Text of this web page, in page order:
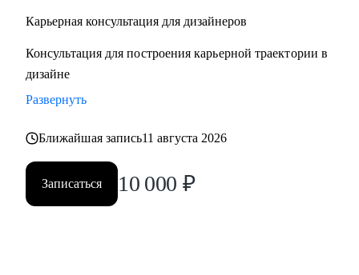
Карьерная консультация для дизайнеров
Консультация для построения карьерной траектории в
дизайне
Развернуть
Ближайшая запись11 августа 2026
Записаться 10 000 ₽